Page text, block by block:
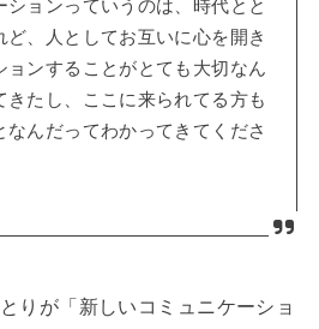
ションっていうのは、時代とと
ど、人としてお互いに心を開き
ョンすることがとても大切なん
きたし、ここに来られてる方も
なんだってわかってきてくださ
りが「新しいコミュニケーショ